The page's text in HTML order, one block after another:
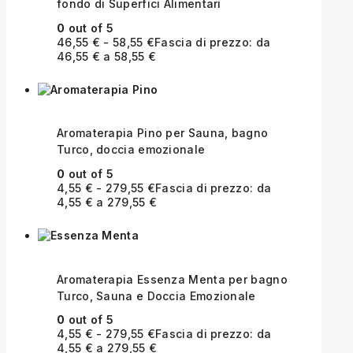
fondo di Superfici Alimentari
0 out of 5
46,55 € - 58,55 €Fascia di prezzo: da
46,55 € a 58,55 €
Aromaterapia Pino per Sauna, bagno
Turco, doccia emozionale
0 out of 5
4,55 € - 279,55 €Fascia di prezzo: da
4,55 € a 279,55 €
Aromaterapia Essenza Menta per bagno
Turco, Sauna e Doccia Emozionale
0 out of 5
4,55 € - 279,55 €Fascia di prezzo: da
4,55 € a 279,55 €